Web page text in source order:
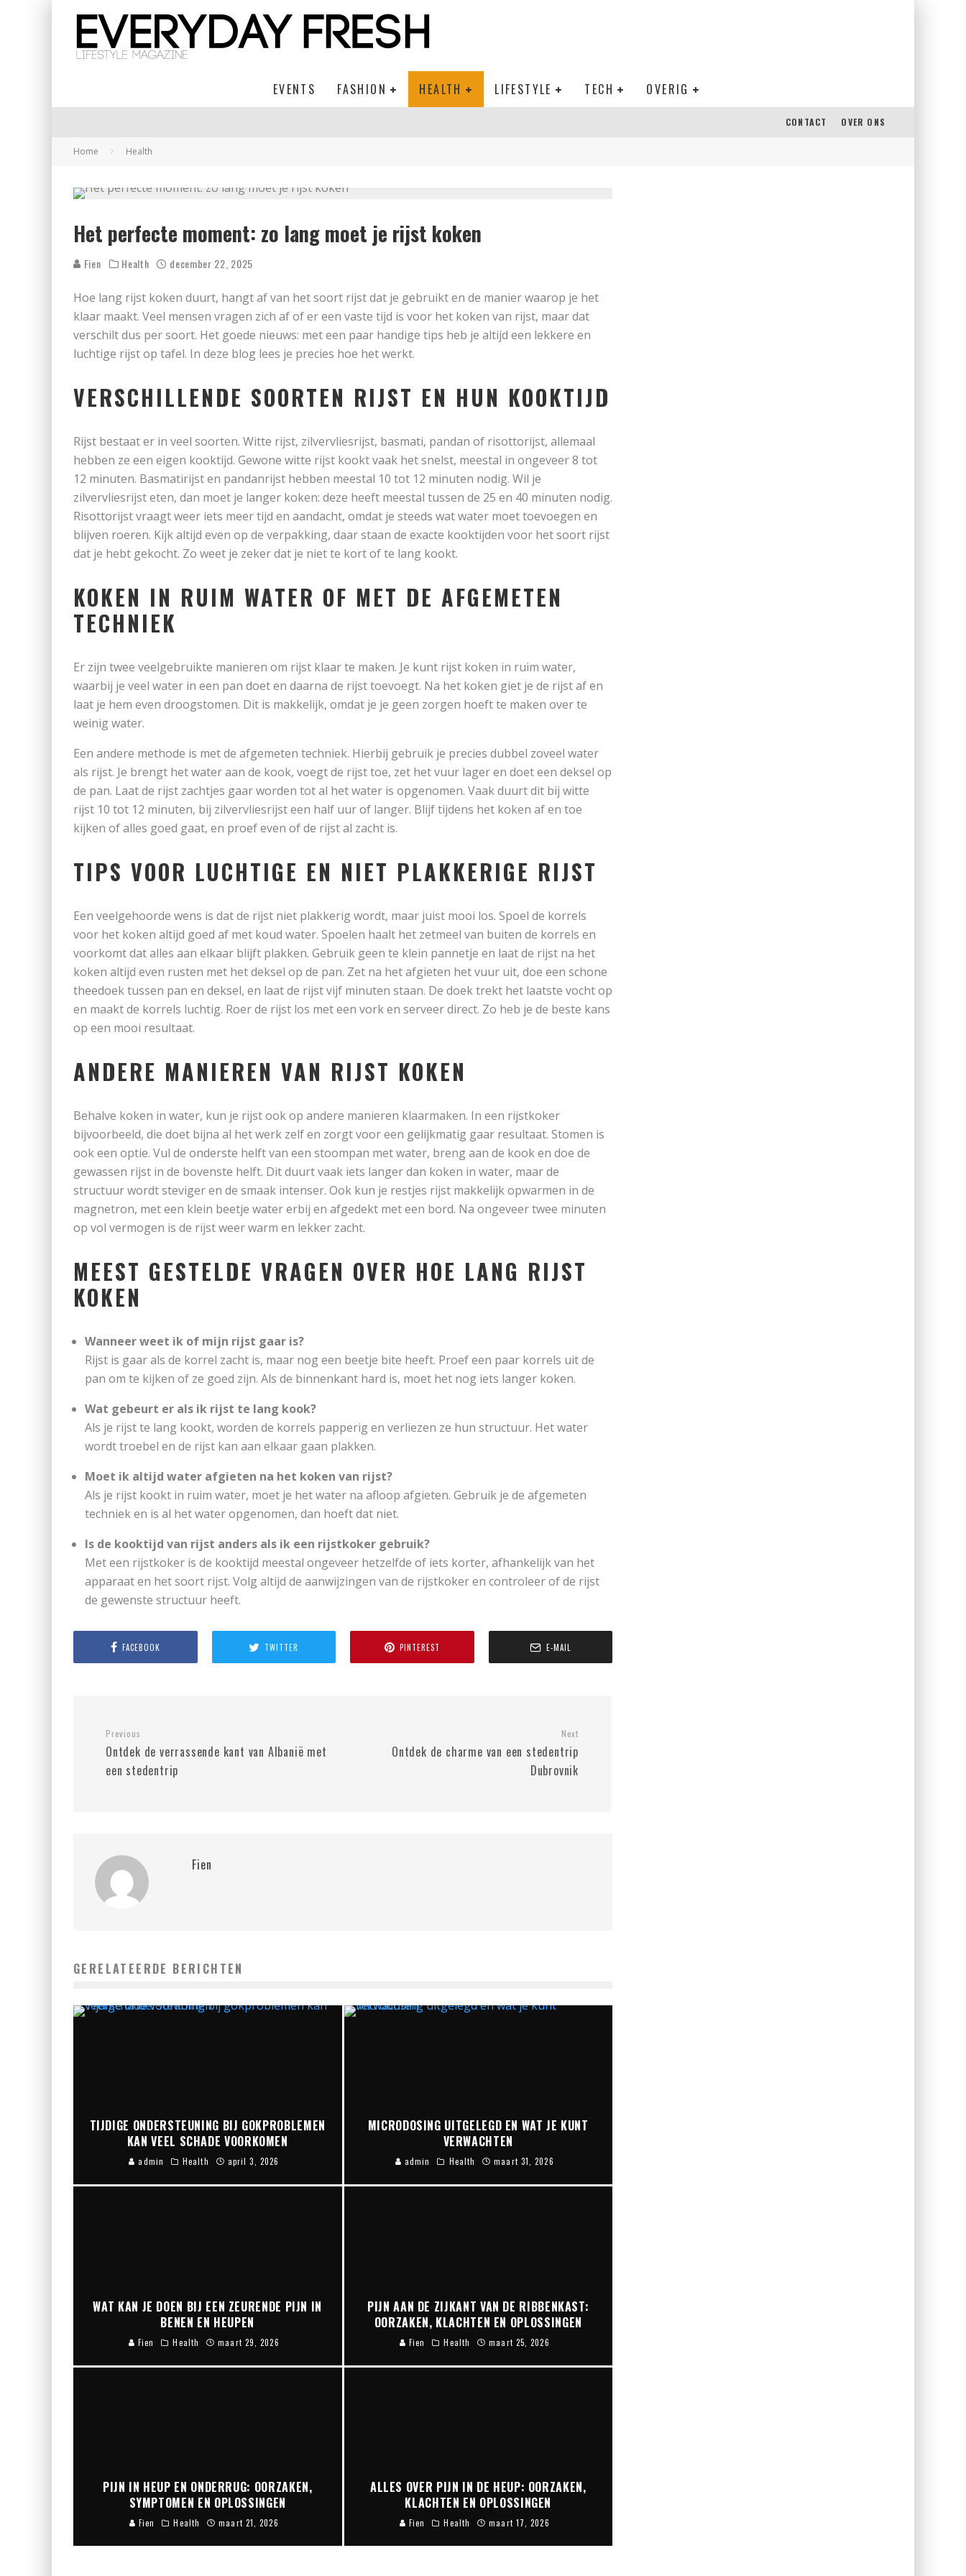
EVENTS FASHION HEALTH LIFESTYLE TECH OVERIG
CONTACT OVER ONS
Home Health
Het perfecte moment: zo lang moet je rijst koken
Fien Health december 22, 2025
Hoe lang rijst koken duurt, hangt af van het soort rijst dat je gebruikt en de manier waarop je het
klaar maakt. Veel mensen vragen zich af of er een vaste tijd is voor het koken van rijst, maar dat
verschilt dus per soort. Het goede nieuws: met een paar handige tips heb je altijd een lekkere en
luchtige rijst op tafel. In deze blog lees je precies hoe het werkt.
VERSCHILLENDE SOORTEN RIJST EN HUN KOOKTIJD
Rijst bestaat er in veel soorten. Witte rijst, zilvervliesrijst, basmati, pandan of risottorijst, allemaal
hebben ze een eigen kooktijd. Gewone witte rijst kookt vaak het snelst, meestal in ongeveer 8 tot
12 minuten. Basmatirijst en pandanrijst hebben meestal 10 tot 12 minuten nodig. Wil je
zilvervliesrijst eten, dan moet je langer koken: deze heeft meestal tussen de 25 en 40 minuten nodig.
Risottorijst vraagt weer iets meer tijd en aandacht, omdat je steeds wat water moet toevoegen en
blijven roeren. Kijk altijd even op de verpakking, daar staan de exacte kooktijden voor het soort rijst
dat je hebt gekocht. Zo weet je zeker dat je niet te kort of te lang kookt.
KOKEN IN RUIM WATER OF MET DE AFGEMETEN
TECHNIEK
Er zijn twee veelgebruikte manieren om rijst klaar te maken. Je kunt rijst koken in ruim water,
waarbij je veel water in een pan doet en daarna de rijst toevoegt. Na het koken giet je de rijst af en
laat je hem even droogstomen. Dit is makkelijk, omdat je je geen zorgen hoeft te maken over te
weinig water.
Een andere methode is met de afgemeten techniek. Hierbij gebruik je precies dubbel zoveel water
als rijst. Je brengt het water aan de kook, voegt de rijst toe, zet het vuur lager en doet een deksel op
de pan. Laat de rijst zachtjes gaar worden tot al het water is opgenomen. Vaak duurt dit bij witte
rijst 10 tot 12 minuten, bij zilvervliesrijst een half uur of langer. Blijf tijdens het koken af en toe
kijken of alles goed gaat, en proef even of de rijst al zacht is.
TIPS VOOR LUCHTIGE EN NIET PLAKKERIGE RIJST
Een veelgehoorde wens is dat de rijst niet plakkerig wordt, maar juist mooi los. Spoel de korrels
voor het koken altijd goed af met koud water. Spoelen haalt het zetmeel van buiten de korrels en
voorkomt dat alles aan elkaar blijft plakken. Gebruik geen te klein pannetje en laat de rijst na het
koken altijd even rusten met het deksel op de pan. Zet na het afgieten het vuur uit, doe een schone
theedoek tussen pan en deksel, en laat de rijst vijf minuten staan. De doek trekt het laatste vocht op
en maakt de korrels luchtig. Roer de rijst los met een vork en serveer direct. Zo heb je de beste kans
op een mooi resultaat.
ANDERE MANIEREN VAN RIJST KOKEN
Behalve koken in water, kun je rijst ook op andere manieren klaarmaken. In een rijstkoker
bijvoorbeeld, die doet bijna al het werk zelf en zorgt voor een gelijkmatig gaar resultaat. Stomen is
ook een optie. Vul de onderste helft van een stoompan met water, breng aan de kook en doe de
gewassen rijst in de bovenste helft. Dit duurt vaak iets langer dan koken in water, maar de
structuur wordt steviger en de smaak intenser. Ook kun je restjes rijst makkelijk opwarmen in de
magnetron, met een klein beetje water erbij en afgedekt met een bord. Na ongeveer twee minuten
op vol vermogen is de rijst weer warm en lekker zacht.
MEEST GESTELDE VRAGEN OVER HOE LANG RIJST
KOKEN
Wanneer weet ik of mijn rijst gaar is?
Rijst is gaar als de korrel zacht is, maar nog een beetje bite heeft. Proef een paar korrels uit de
pan om te kijken of ze goed zijn. Als de binnenkant hard is, moet het nog iets langer koken.
Wat gebeurt er als ik rijst te lang kook?
Als je rijst te lang kookt, worden de korrels papperig en verliezen ze hun structuur. Het water
wordt troebel en de rijst kan aan elkaar gaan plakken.
Moet ik altijd water afgieten na het koken van rijst?
Als je rijst kookt in ruim water, moet je het water na afloop afgieten. Gebruik je de afgemeten
techniek en is al het water opgenomen, dan hoeft dat niet.
Is de kooktijd van rijst anders als ik een rijstkoker gebruik?
Met een rijstkoker is de kooktijd meestal ongeveer hetzelfde of iets korter, afhankelijk van het
apparaat en het soort rijst. Volg altijd de aanwijzingen van de rijstkoker en controleer of de rijst
de gewenste structuur heeft.
FACEBOOK TWITTER PINTEREST E-MAIL
Previous
Ontdek de verrassende kant van Albanië met
een stedentrip
Next
Ontdek de charme van een stedentrip
Dubrovnik
Fien
GERELATEERDE BERICHTEN
TIJDIGE ONDERSTEUNING BIJ GOKPROBLEMEN
KAN VEEL SCHADE VOORKOMEN
admin Health april 3, 2026
MICRODOSING UITGELEGD EN WAT JE KUNT
VERWACHTEN
admin Health maart 31, 2026
WAT KAN JE DOEN BIJ EEN ZEURENDE PIJN IN
BENEN EN HEUPEN
Fien Health maart 29, 2026
PIJN AAN DE ZIJKANT VAN DE RIBBENKAST:
OORZAKEN, KLACHTEN EN OPLOSSINGEN
Fien Health maart 25, 2026
PIJN IN HEUP EN ONDERRUG: OORZAKEN,
SYMPTOMEN EN OPLOSSINGEN
Fien Health maart 21, 2026
ALLES OVER PIJN IN DE HEUP: OORZAKEN,
KLACHTEN EN OPLOSSINGEN
Fien Health maart 17, 2026